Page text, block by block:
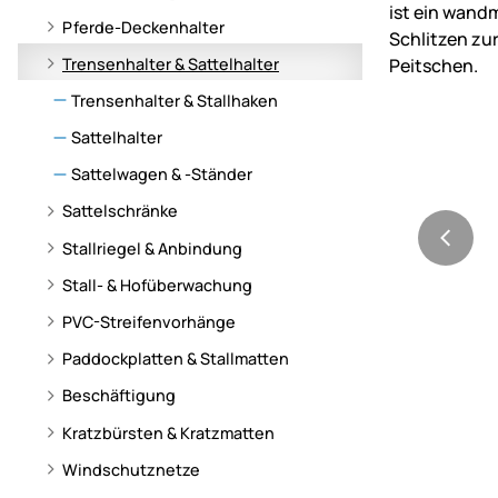
Pferde-Deckenhalter
Trensenhalter & Sattelhalter
Trensenhalter & Stallhaken
Sattelhalter
Sattelwagen & -Ständer
Sattelschränke
Stallriegel & Anbindung
Stall- & Hofüberwachung
PVC-Streifenvorhänge
Paddockplatten & Stallmatten
Beschäftigung
Kratzbürsten & Kratzmatten
Windschutznetze